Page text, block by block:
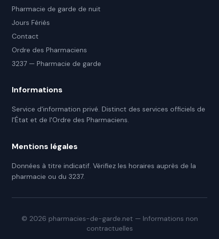
Pharmacie de garde de nuit
Jours Fériés
Contact
Ordre des Pharmaciens
3237 — Pharmacie de garde
Informations
Service d'information privé. Distinct des services officiels de
l'État et de l'Ordre des Pharmaciens.
Mentions légales
Données à titre indicatif. Vérifiez les horaires auprès de la
pharmacie ou du 3237.
© 2026 pharmacies-de-garde.net — Informations non
contractuelles